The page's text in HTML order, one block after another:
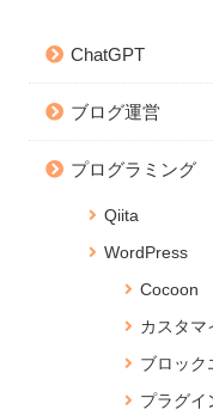
ChatGPT
ブログ運営
プログラミング
Qiita
WordPress
Cocoon
カスタマ
ブロック
プラグイ